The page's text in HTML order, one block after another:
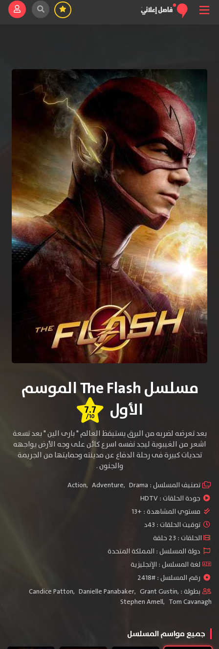
مسلسل The Flash الموسم
الأول
7.7
/10
بعد تعرضه لضربه من البرق يستيقظ العالم " بارى الين " بعد تسعة
اشعر من الغيبوبة ليجد نفسه اسرع كائن على وجه الأرض يواجهه
تحديات كبيرة فى رحلة الدفاع عن مدينته وحمايتها من الجريمة
والجنون .
تصنيف المسلسل : Action, Adventure, Drama
جودة الحلقات :HDTV
مستوي المشاهدة : +13
توقيت الحلقات : 43د
الحلقات : 23 حلقة
دولة المسلسل : المملكة المتحدة
لغة المسلسل : الإنجليزية
رقم المسلسل : #2418
بطولة :
Candice Patton, Danielle Panabaker, Grant Gustin,
Stephen Amell, Tom Cavanagh
جميع مواسم المسلسل